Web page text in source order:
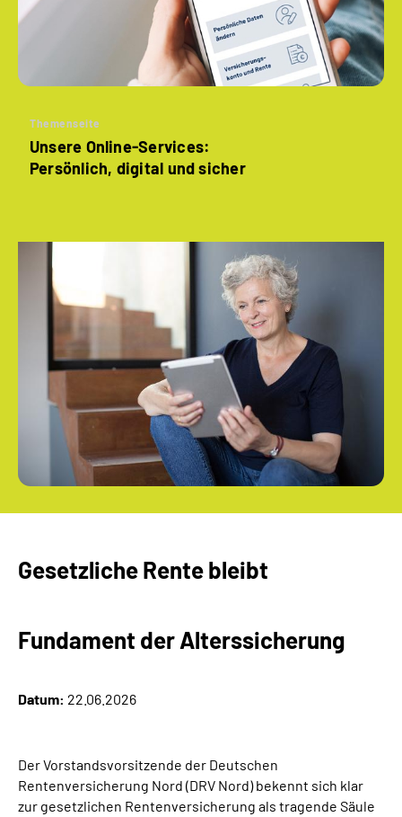
Themenseite
Unsere Online-Services:
Persönlich, digital und sicher
Gesetzliche Rente bleibt
Fundament der Alterssicherung
Datum: 22.06.2026
Der Vorstandsvorsitzende der Deutschen
Rentenversicherung Nord (DRV Nord) bekennt sich klar
zur gesetzlichen Rentenversicherung als tragende Säule